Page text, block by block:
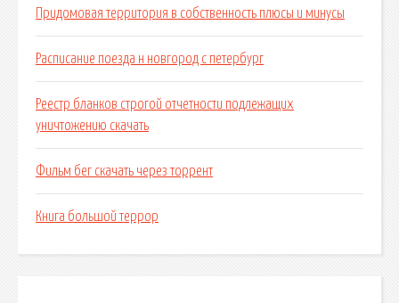
Придомовая территория в собственность плюсы и минусы
Расписание поезда н новгород с петербург
Реестр бланков строгой отчетности подлежащих
уничтожению скачать
Фильм бег скачать через торрент
Книга большой террор